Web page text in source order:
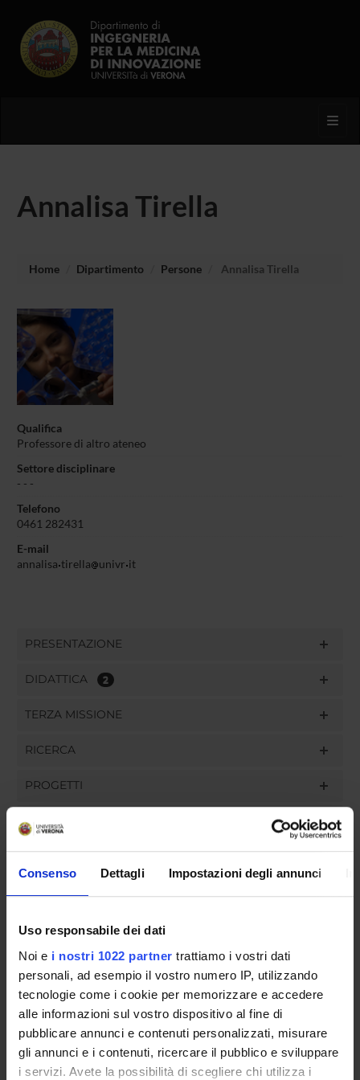
Consenso Dettagli Impostazioni degli annunci
Uso responsabile dei dati
Noi e i nostri 1022 partner trattiamo i vostri dati
personali, ad esempio il vostro numero IP, utilizzando
tecnologie come i cookie per memorizzare e accedere
alle informazioni sul vostro dispositivo al fine di
pubblicare annunci e contenuti personalizzati, misurare
gli annunci e i contenuti, ricercare il pubblico e sviluppare
i servizi. Avete la possibilità di scegliere chi utilizza i
Annalisa Tirella
Home Dipartimento Persone Annalisa Tirella
Qualifica
Professore di altro ateneo
Settore disciplinare
- - -
Telefono
0461 282431
E-mail
annalisa tirella univr it
PRESENTAZIONE
DIDATTICA 2
TERZA MISSIONE
RICERCA
PROGETTI
INCARICHI
GOVERNANCE
UFFICI E STRUTTURE DI SERVIZIO
SERVIZI DI SEGRETERIA STUDENTI